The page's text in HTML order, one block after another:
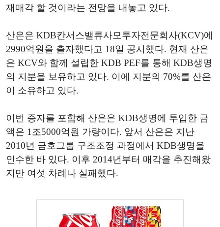
재매각 할 것이라는 전망을 내놓고 있다.
산은은 KDB칸서스밸류사모투자전문회사(KCV)에
2990억원을 출자했다고 18일 공시했다. 현재 산은
은 KCV와 함께 설립한 KDB PEF를 통해 KDB생명
의 지분을 보유하고 있다. 이에 지분의 70%를 산은
이 소유하고 있다.
이번 증자를 포함해 산은은 KDB생명에 투입한 금
액은 1조5000억원 가량이다. 앞서 산은은 지난
2010년 금호그룹 구조조정 과정에서 KDB생명을
인수한 바 있다. 이후 2014년부터 매각을 추진해왔
지만 여섯 차례나 실패했다.